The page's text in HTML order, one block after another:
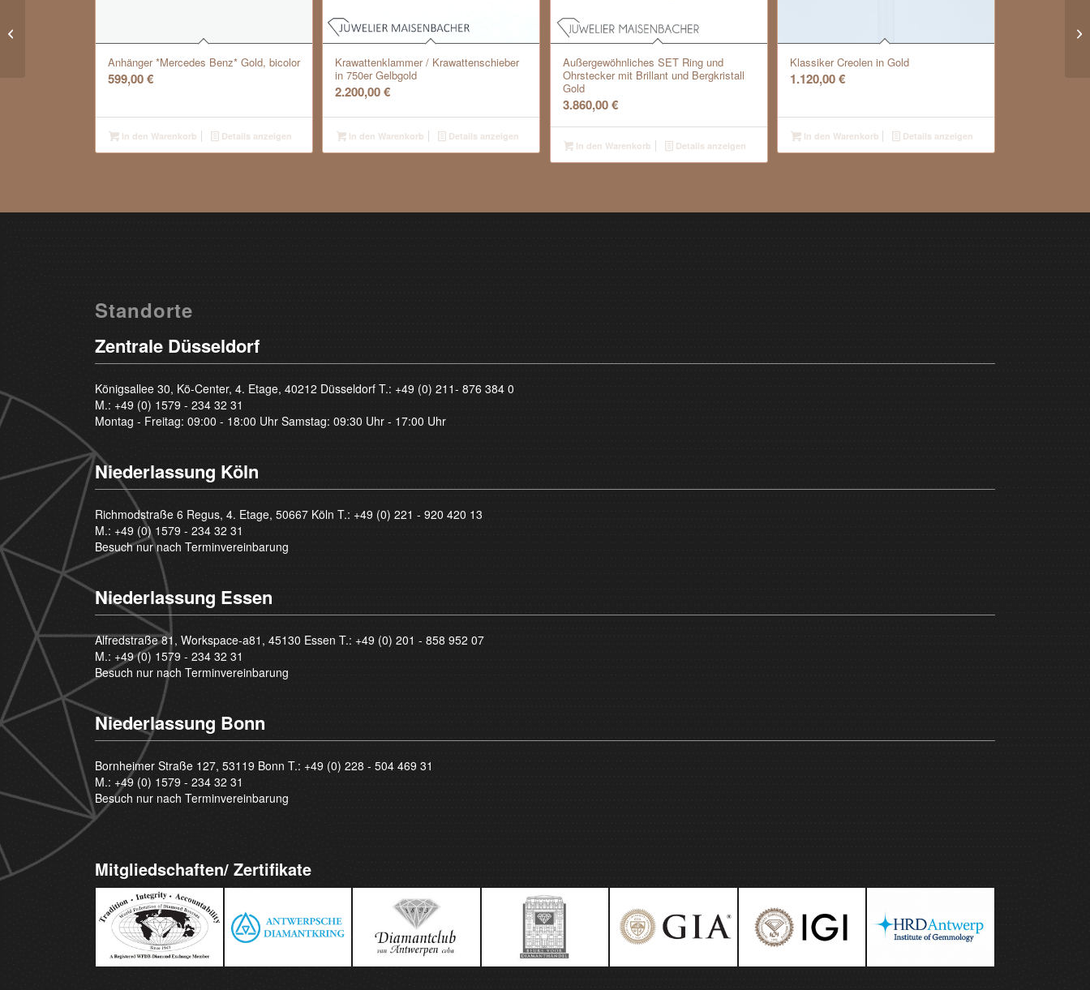
Anhänger *Mercedes Benz* Gold, bicolor
599,00€
In den Warenkorb Details anzeigen
Krawattenklammer / Krawattenschieber
in 750er Gelbgold
2.200,00€
In den Warenkorb Details anzeigen
Außergewöhnliches SET Ring und
Ohrstecker mit Brillant und Bergkristall
Gold
3.860,00€
In den Warenkorb Details anzeigen
Klassiker Creolen in Gold
1.120,00€
In den Warenkorb Details anzeigen
Standorte
Zentrale Düsseldorf
Königsallee 30, Kö-Center, 4. Etage, 40212 Düsseldorf T.: +49 (0) 211- 876 384 0
M.: +49 (0) 1579 - 234 32 31
Montag - Freitag: 09:00 - 18:00 Uhr Samstag: 09:30 Uhr - 17:00 Uhr
Niederlassung Köln
Richmodstraße 6 Regus, 4. Etage, 50667 Köln T.: +49 (0) 221 - 920 420 13
M.: +49 (0) 1579 - 234 32 31
Besuch nur nach Terminvereinbarung
Niederlassung Essen
Alfredstraße 81, Workspace-a81, 45130 Essen T.: +49 (0) 201 - 858 952 07
M.: +49 (0) 1579 - 234 32 31
Besuch nur nach Terminvereinbarung
Niederlassung Bonn
Bornheimer Straße 127, 53119 Bonn T.: +49 (0) 228 - 504 469 31
M.: +49 (0) 1579 - 234 32 31
Besuch nur nach Terminvereinbarung
Mitgliedschaften/ Zertifikate